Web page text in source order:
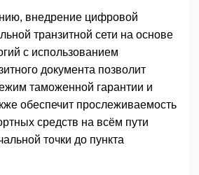
внедрение цифровой
транзитной сети на основе
с использованием
документа позволит
таможенной гарантии и
обес­печит прослеживаемость
средств на всём пути
точки до пункта